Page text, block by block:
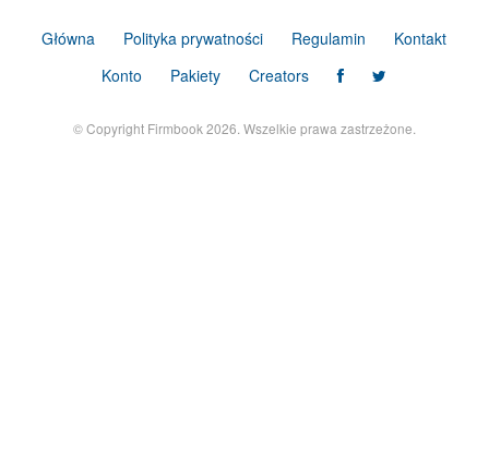
Główna Polityka prywatności Regulamin
Kontakt
Konto
Pakiety Creators
© Copyright Firmbook 2026. Wszelkie prawa zastrzeżone.